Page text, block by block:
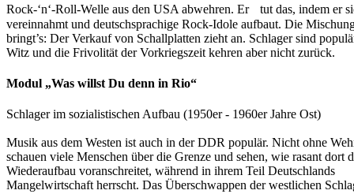
Rock-‘n‘-Roll-Welle aus den USA abwehren. Er tut das, indem er
vereinnahmt und deutschsprachige Rock-Idole aufbaut. Die
bringt’s: Der Verkauf von Schallplatten zieht an. Schlager sind
Witz und die Frivolität der Vorkriegszeit kehren aber nicht zurück.
Modul „Was willst Du denn in Rio“
Schlager im sozialistischen Aufbau (1950er - 1960er Jahre Ost)
Musik aus dem Westen ist auch in der DDR populär. Nicht ohne
schauen viele Menschen über die Grenze und sehen, wie rasant dort
Wiederaufbau voranschreitet, während in ihrem Teil Deutschlands
Mangelwirtschaft herrscht. Das Überschwappen der westlichen